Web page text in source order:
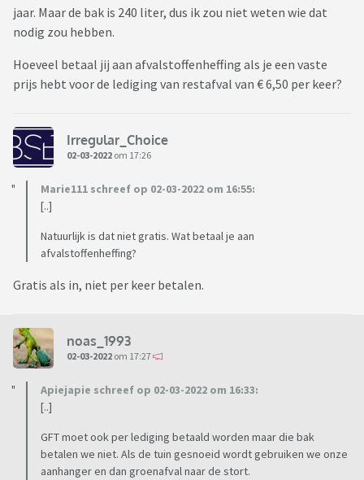
Bij was er trouwens keurig voor 1 lediging gerekend
jaar. Maar de bak is 240 liter, dus ik zou niet weten wie dat
nodig zou hebben.
Hoeveel betaal jij aan afvalstoffenheffing als je een vaste
prijs hebt voor de lediging van restafval van € 6,50 per keer?
Irregular_Choice
02-03-2022 om 17:26
Marie111 schreef op 02-03-2022 om 16:55:
[..]
Natuurlijk is dat niet gratis. Wat betaal je aan
afvalstoffenheffing?
Gratis als in, niet per keer betalen.
noas_1993
02-03-2022 om 17:27
Apiejapie schreef op 02-03-2022 om 16:33:
[..]
GFT moet ook per lediging betaald worden maar die bak
betalen we niet. Als de tuin gesnoeid wordt gebruiken we onze
aanhanger en dan groenafval naar de stort.